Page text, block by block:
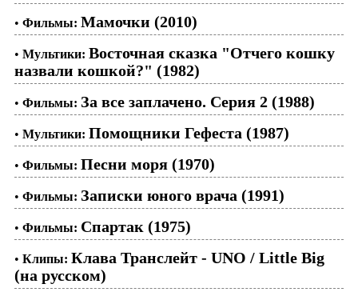
• Фильмы: Мамочки (2010)
• Мультики: Восточная сказка "Отчего кошку
назвали кошкой?" (1982)
• Фильмы: За все заплачено. Серия 2 (1988)
• Мультики: Помощники Гефеста (1987)
• Фильмы: Песни моря (1970)
• Фильмы: Записки юного врача (1991)
• Фильмы: Спартак (1975)
• Клипы: Клава Транслейт - UNO / Little Big
(на русском)